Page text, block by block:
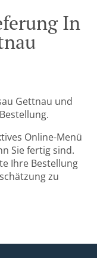
In
Gettnau und
Online-Menü
Sie fertig sind.
Ihre Bestellung
zu